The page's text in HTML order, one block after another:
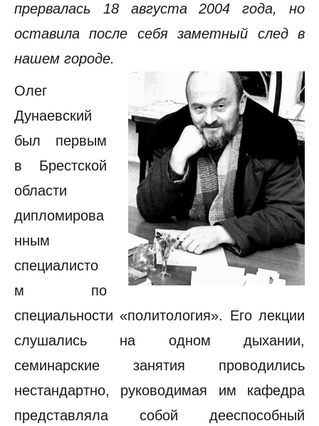
прервалась 18 августа 2004 года, но
оставила после себя заметный след в
нашем городе.
Олег
Дунаевский
был первым
в Брестской
области
дипломирова
нным
специалисто
м по
специальности «политология». Его лекции
слушались на одном дыхании,
семинарские занятия проводились
нестандартно, руководимая им кафедра
представляла собой дееспособный